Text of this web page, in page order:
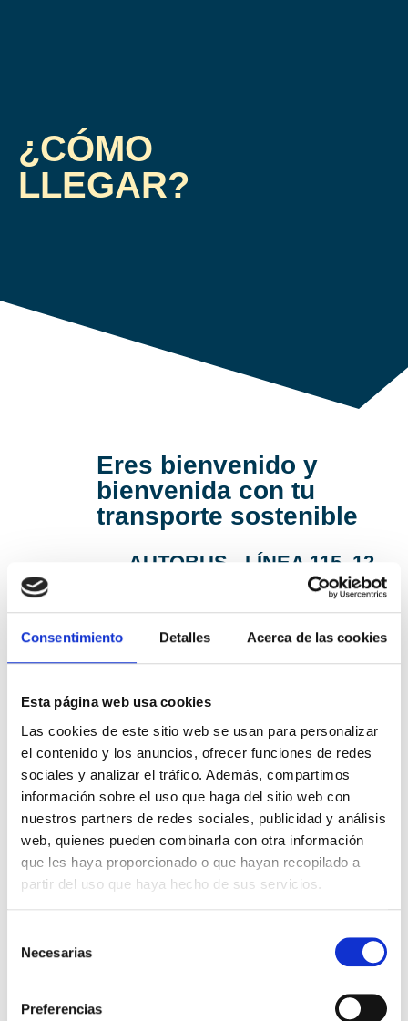
Consentimiento Detalles Acerca de las cookies
Esta página web usa cookies
Las cookies de este sitio web se usan para personalizar
el contenido y los anuncios, ofrecer funciones de redes
sociales y analizar el tráfico. Además, compartimos
información sobre el uso que haga del sitio web con
nuestros partners de redes sociales, publicidad y análisis
web, quienes pueden combinarla con otra información
que les haya proporcionado o que hayan recopilado a
partir del uso que haya hecho de sus servicios.
Necesarias
Preferencias
¿CÓMO
LLEGAR?
Eres bienvenido y
bienvenida con tu
transporte sostenible
AUTOBUS - LÍNEA 115, 12,
TREN - LÍNEA C1, C2
METROVALENCIA - LÍNEA
3, 9
EN BICI